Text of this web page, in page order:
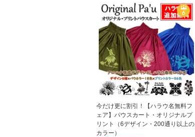
今だけ更に割引！【ハラウ名無料フ
ェア】パウスカート・オリジナルプ
リント（6デザイン・200通り以上の
カラー）